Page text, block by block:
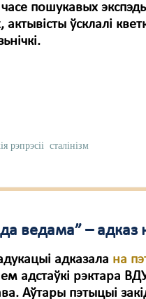
пошукавых
ўсклалі
рэпрэсіі сталінізм
ведама” –
адказала на
адстаўкі рэктара
Аўтары пэтыцыі